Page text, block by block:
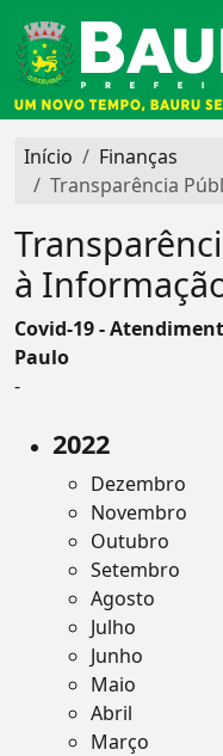
Início
Finanças
Transparência
à
Covid-19 -
Paulo
-
2022
Dezembro
Novembro
Outubro
Setembro
Agosto
Julho
Junho
Maio
Abril
Março